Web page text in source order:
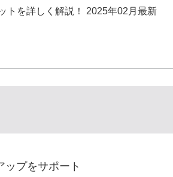
トを詳しく解説！ 2025年02月最新
プをサポート